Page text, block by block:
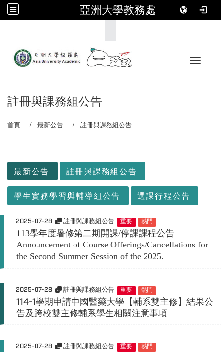
亞洲大學教務處
Toggle
註冊與課務組公告
首頁 最新公告 註冊與課務組公告
最新公告 註冊與課務組公告
學生實務學習與輔導組公告 選課行程公告
2025-07-28 註冊與課務組公告 重要 熱門
113學年度暑修第二期開課/停課課程公告
Announcement of Course Offerings/Cancellations for
the Second Summer Session of the 2025.
2025-07-28 註冊與課務組公告 重要 熱門
114-1學期申請中國醫藥大學【輔系雙主修】結果公
告及跨校雙主修輔系學生相關注意事項
2025-07-28 註冊與課務組公告 重要 熱門